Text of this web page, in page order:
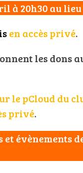
à 20h30 au
en accès privé.
les dons
le pCloud du
privé.
évènements